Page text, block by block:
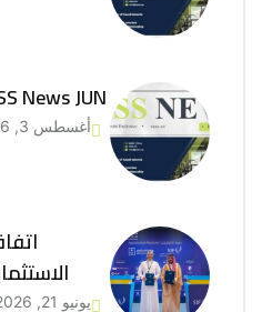
News JUN
أغسطس 3, 2026
يونيو 21, 2026